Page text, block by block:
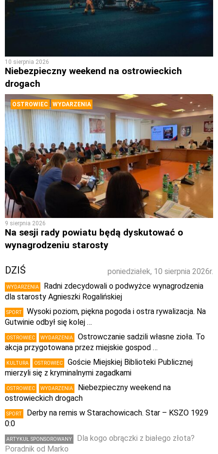
10 sierpnia 2026
Niebezpieczny weekend na ostrowieckich
drogach
OSTROWIEC WYDARZENIA
9 sierpnia 2026
Na sesji rady powiatu będą dyskutować o
wynagrodzeniu starosty
poniedziałek, 10 sierpnia 2026r.
DZIŚ
WYDARZENIA
Radni zdecydowali o podwyżce wynagrodzenia
dla starosty Agnieszki Rogalińskiej
SPORT
Wysoki poziom, piękna pogoda i ostra rywalizacja. Na
Gutwinie odbył się kolej …
OSTROWIEC WYDARZENIA
Ostrowczanie sadzili własne zioła. To
akcja przygotowana przez miejskie gospod …
KULTURA OSTROWIEC
Goście Miejskiej Biblioteki Publicznej
mierzyli się z kryminalnymi zagadkami
OSTROWIEC WYDARZENIA
Niebezpieczny weekend na
ostrowieckich drogach
SPORT
Derby na remis w Starachowicach. Star – KSZO 1929
0:0
ARTYKUŁ SPONSOROWANY
Dla kogo obrączki z białego złota?
Poradnik od Marko